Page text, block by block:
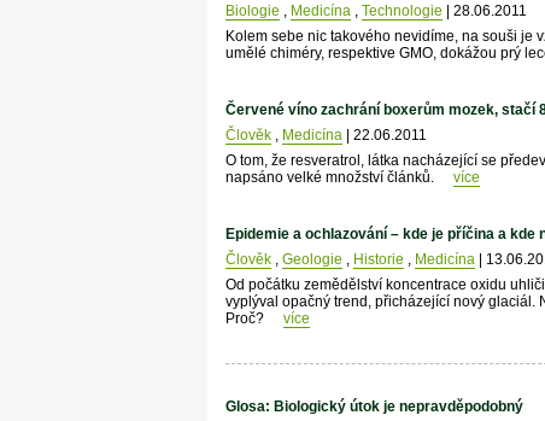
Biologie , Medicína, Technologie | 28.06.2011
Kolem sebe nic takového nevidíme, na souši je
umělé chiméry, respektive GMO, dokážou prý
Červené víno zachrání boxerům mozek, stačí
Člověk, Medicína| 22.06.2011
O tom, že resveratrol, látka nacházející se
napsáno velké množství článků.
více
Epidemie a ochlazování – kde je příčina a kde
Člověk, Geologie , Historie , Medicína|
Od počátku zemědělství koncentrace oxidu
vyplýval opačný trend, přicházející nový glaciál.
Proč?
více
Glosa: Biologický útok je nepravděpodobný